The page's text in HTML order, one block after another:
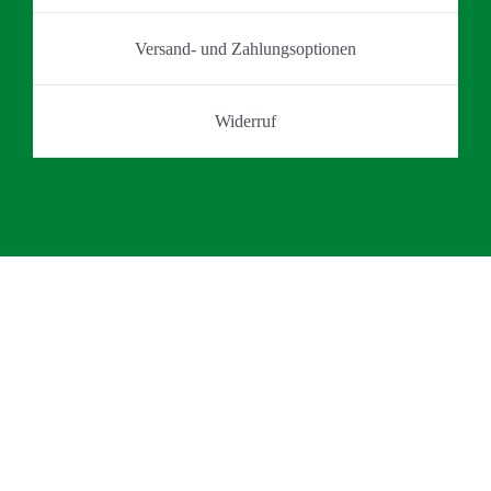
Versand- und Zahlungsoptionen
Widerruf